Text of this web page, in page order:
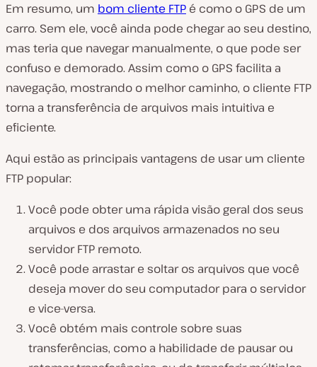
Em resumo, um bom cliente FTP é como o GPS de um
carro. Sem ele, você ainda pode chegar ao seu destino,
mas teria que navegar manualmente, o que pode ser
confuso e demorado. Assim como o GPS facilita a
navegação, mostrando o melhor caminho, o cliente FTP
torna a transferência de arquivos mais intuitiva e
eficiente.
Aqui estão as principais vantagens de usar um cliente
FTP popular:
Você pode obter uma rápida visão geral dos seus
arquivos e dos arquivos armazenados no seu
servidor FTP remoto.
Você pode arrastar e soltar os arquivos que você
deseja mover do seu computador para o servidor
e vice-versa.
Você obtém mais controle sobre suas
transferências, como a habilidade de pausar ou